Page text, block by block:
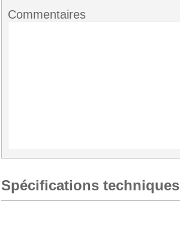
Commentaires
Spécifications techniques